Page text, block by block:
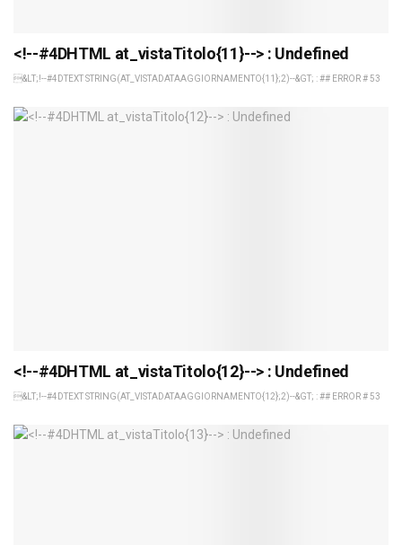
<!--#4DHTML at_vistaTitolo{11}--> : Undefined
&LT;!--#4DTEXT STRING(AT_VISTADATAAGGIORNAMENTO{11};2)--&GT; : ## ERROR # 53
<!--#4DHTML at_vistaTitolo{12}--> : Undefined
&LT;!--#4DTEXT STRING(AT_VISTADATAAGGIORNAMENTO{12};2)--&GT; : ## ERROR # 53